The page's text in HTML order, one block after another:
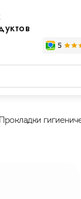
Прокладки